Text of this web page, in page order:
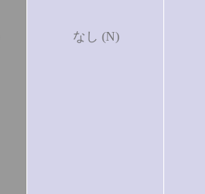
なし (N)